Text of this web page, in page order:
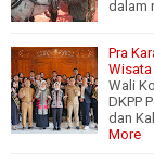
dalam
Pra
Wali
DKPP
dan
More